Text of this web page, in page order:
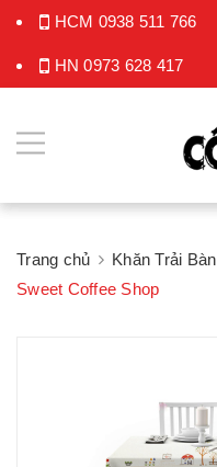
HCM 0938 511 766
HN0973 628 417
Trang chủ Khăn Trải Bàn
Sweet Coffee Shop